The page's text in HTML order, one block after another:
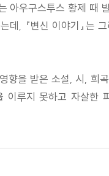
아우구스투스 황제 때
, 『변신 이야기』는
향을 받은 소설, 시, 희
루지 못하고 자살한